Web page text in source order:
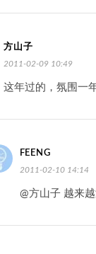
方山子
2011-02-09 10:49
这年过的，氛围一
FEENG
2011-02-10 14:14
@方山子 越来